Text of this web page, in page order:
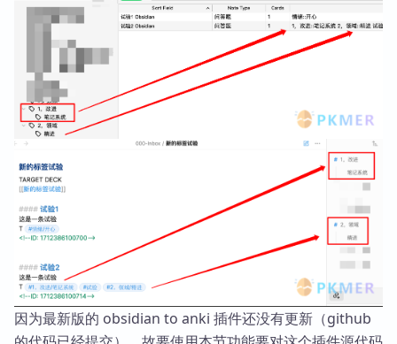
因为最新版的 obsidian to anki 插件还没有更新（github